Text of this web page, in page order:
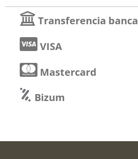
Transferencia
VISA
Mastercard
Bizum